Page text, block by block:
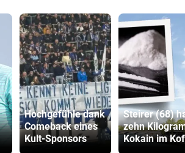
Hochgefühle dank
Comeback eines
Kult-Sponsors
Steirer (68)
zehn
Kokain im